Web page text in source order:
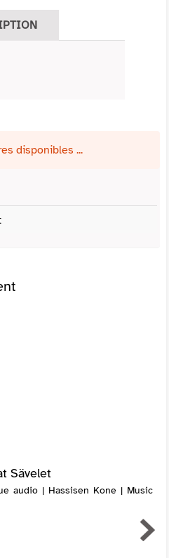
disponibles ...
Sävelet
audio | Hassisen Kone | Music